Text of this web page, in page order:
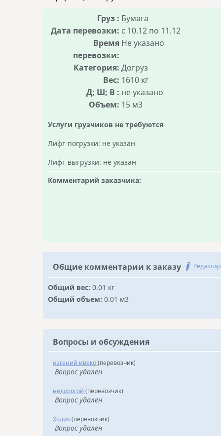
Груз : Бумага
Дата перевозки: с 10.12 по 11.12
Время
перевозки:
Не указано
Категория: Догруз
Вес: 1610 кг
Д; Ш; В : не указано
Объем: 15 м3
Услуги грузчиков не требуются
Лифт погрузки: не указан
Лифт выгрузки: не указан
Комментарий заказчика:
Общие комментарии к заказу
Общий вес: 0.01 кг
Общий объем: 0.01 м3
Вопросы и обсуждения
евгений ивеко(перевозчик)
Вопрос удален
недорогой (перевозчик)
Вопрос удален
Ходик(перевозчик)
Вопрос удален